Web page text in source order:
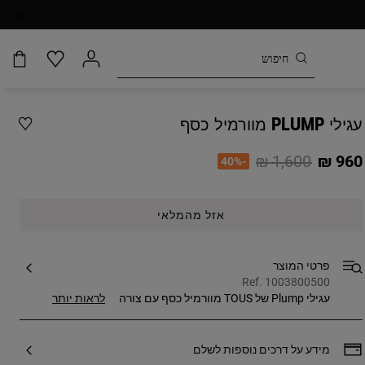
עגילי PLUMP מוורמיל כסף
960 ₪
Price reduced from
1,600 ₪
to
-40%
אזל מהמלאי
פרטי המוצר
Ref. 1003800500
עגילי Plump של TOUS מוורמיל כסף עם צורה
כדור, עם דובון חרוט בגודל 3 מ"מ על אחד מהם.
לראות יותר
מידע על דרכים נוספות לשלם